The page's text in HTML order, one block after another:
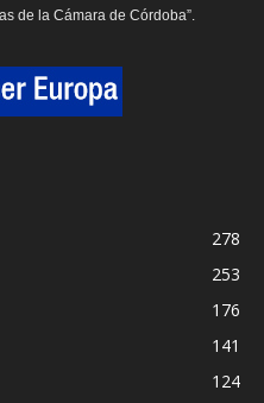
de la Cámara de Córdoba”.
278
253
176
141
124